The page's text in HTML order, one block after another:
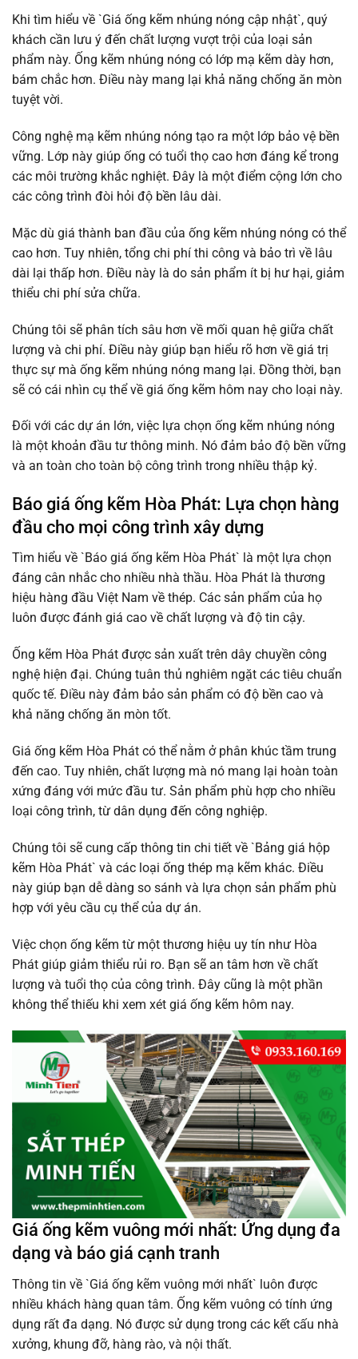
Khi tìm hiểu về `Giá ống kẽm nhúng nóng cập nhật`, quý
khách cần lưu ý đến chất lượng vượt trội của loại sản
phẩm này. Ống kẽm nhúng nóng có lớp mạ kẽm dày hơn,
bám chắc hơn. Điều này mang lại khả năng chống ăn mòn
tuyệt vời.
Công nghệ mạ kẽm nhúng nóng tạo ra một lớp bảo vệ bền
vững. Lớp này giúp ống có tuổi thọ cao hơn đáng kể trong
các môi trường khắc nghiệt. Đây là một điểm cộng lớn cho
các công trình đòi hỏi độ bền lâu dài.
Mặc dù giá thành ban đầu của ống kẽm nhúng nóng có thể
cao hơn. Tuy nhiên, tổng chi phí thi công và bảo trì về lâu
dài lại thấp hơn. Điều này là do sản phẩm ít bị hư hại, giảm
thiểu chi phí sửa chữa.
Chúng tôi sẽ phân tích sâu hơn về mối quan hệ giữa chất
lượng và chi phí. Điều này giúp bạn hiểu rõ hơn về giá trị
thực sự mà ống kẽm nhúng nóng mang lại. Đồng thời, bạn
sẽ có cái nhìn cụ thể về giá ống kẽm hôm nay cho loại này.
Đối với các dự án lớn, việc lựa chọn ống kẽm nhúng nóng
là một khoản đầu tư thông minh. Nó đảm bảo độ bền vững
và an toàn cho toàn bộ công trình trong nhiều thập kỷ.
Báo giá ống kẽm Hòa Phát: Lựa chọn hàng
đầu cho mọi công trình xây dựng
Tìm hiểu về `Báo giá ống kẽm Hòa Phát` là một lựa chọn
đáng cân nhắc cho nhiều nhà thầu. Hòa Phát là thương
hiệu hàng đầu Việt Nam về thép. Các sản phẩm của họ
luôn được đánh giá cao về chất lượng và độ tin cậy.
Ống kẽm Hòa Phát được sản xuất trên dây chuyền công
nghệ hiện đại. Chúng tuân thủ nghiêm ngặt các tiêu chuẩn
quốc tế. Điều này đảm bảo sản phẩm có độ bền cao và
khả năng chống ăn mòn tốt.
Giá ống kẽm Hòa Phát có thể nằm ở phân khúc tầm trung
đến cao. Tuy nhiên, chất lượng mà nó mang lại hoàn toàn
xứng đáng với mức đầu tư. Sản phẩm phù hợp cho nhiều
loại công trình, từ dân dụng đến công nghiệp.
Chúng tôi sẽ cung cấp thông tin chi tiết về `Bảng giá hộp
kẽm Hòa Phát` và các loại ống thép mạ kẽm khác. Điều
này giúp bạn dễ dàng so sánh và lựa chọn sản phẩm phù
hợp với yêu cầu cụ thể của dự án.
Việc chọn ống kẽm từ một thương hiệu uy tín như Hòa
Phát giúp giảm thiểu rủi ro. Bạn sẽ an tâm hơn về chất
lượng và tuổi thọ của công trình. Đây cũng là một phần
không thể thiếu khi xem xét giá ống kẽm hôm nay.
Giá ống kẽm vuông mới nhất: Ứng dụng đa
dạng và báo giá cạnh tranh
Thông tin về `Giá ống kẽm vuông mới nhất` luôn được
nhiều khách hàng quan tâm. Ống kẽm vuông có tính ứng
dụng rất đa dạng. Nó được sử dụng trong các kết cấu nhà
xưởng, khung đỡ, hàng rào, và nội thất.